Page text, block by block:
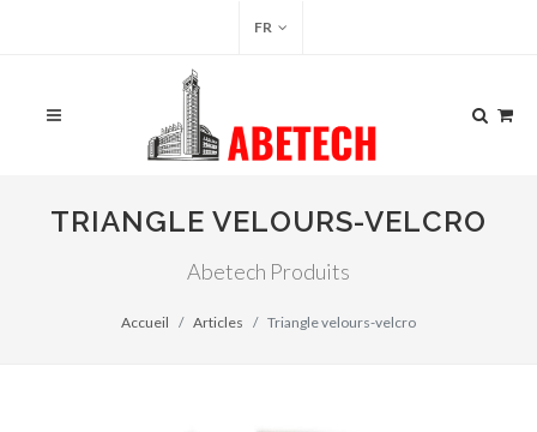
FR
TRIANGLE VELOURS-VELCRO
Abetech Produits
Accueil Articles Triangle velours-velcro